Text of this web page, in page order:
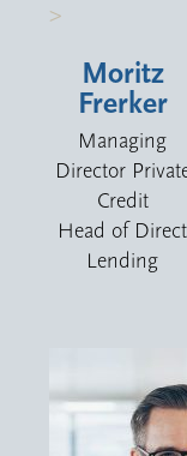
>
Moritz
Frerker
Managing
Director
Credit
Head of Direct
Lending